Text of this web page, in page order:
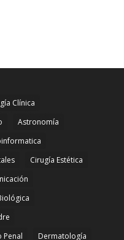
Clínica
Astronomía
Cirugía Estética
Penal
Dermatología